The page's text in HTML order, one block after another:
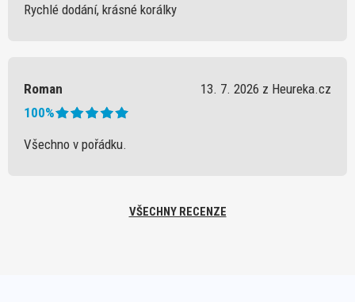
Rychlé dodání, krásné korálky
Roman
13. 7. 2026 z Heureka.cz
100%
Všechno v pořádku.
VŠECHNY RECENZE